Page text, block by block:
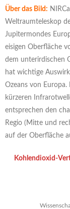
Über das Bild:
Weltraumteleskop
Jupitermondes
eisigen Oberfläche
dem unterirdischen
hat wichtige
Ozeans von
kürzeren
entsprechen den
Regio (Mitte und
auf der Oberfläche
Kohlendioxid-